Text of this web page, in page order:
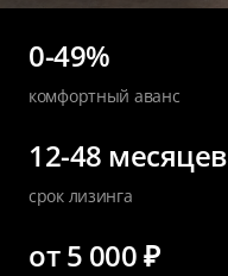
0-49%
комфортный аванс
12-48 месяцев
срок лизинга
от 5 000 ₽